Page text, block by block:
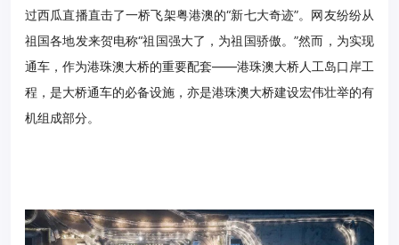
过西瓜直播直击了一桥飞架粤港澳的“新七大奇迹”。 网友纷纷从
祖国各地发来贺电称“祖国强大了，为祖国骄傲。”然而，为实现
通车，作为港珠澳大桥的重要配套——港珠澳大桥人工岛口岸工
程 ，是大桥通车的必备设施，亦是港珠澳大桥建设宏伟壮举的有
机组成部分。